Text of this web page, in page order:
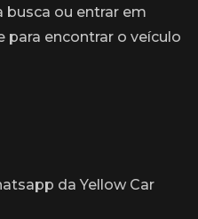
busca ou entrar em
encontrar o veículo
da Yellow Car